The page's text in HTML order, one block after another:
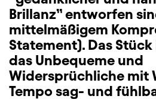
Brillanz” entworfen
mittelmäßigem
Statement). Das Stück
das Unbequeme und
Widersprüchliche mit
Tempo sag- und